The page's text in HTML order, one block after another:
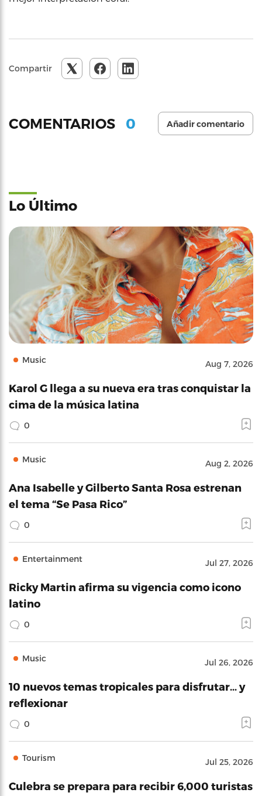
Compartir
COMENTARIOS 0 Añadir comentario
Lo Último
Music Aug 7, 2026
Karol G llega a su nueva era tras conquistar la
cima de la música latina
0
Music Aug 2, 2026
Ana Isabelle y Gilberto Santa Rosa estrenan
el tema “Se Pasa Rico”
0
Entertainment Jul 27, 2026
Ricky Martin afirma su vigencia como icono
latino
0
Music Jul 26, 2026
10 nuevos temas tropicales para disfrutar… y
reflexionar
0
Tourism Jul 25, 2026
Culebra se prepara para recibir 6,000 turistas